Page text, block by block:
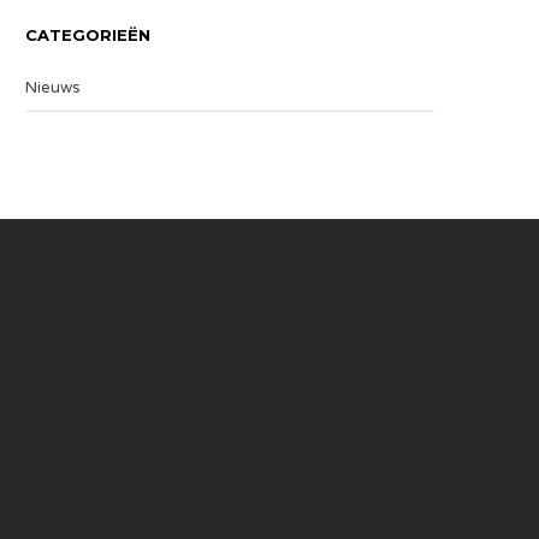
CATEGORIEËN
Nieuws